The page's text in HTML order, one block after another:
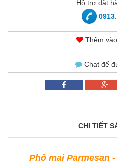
Hỗ trợ đặt
Thêm
Chat để
CHI TIẾT
Phô mai Parmesan